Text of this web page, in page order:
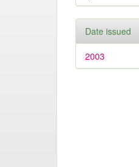
Date issued
2003